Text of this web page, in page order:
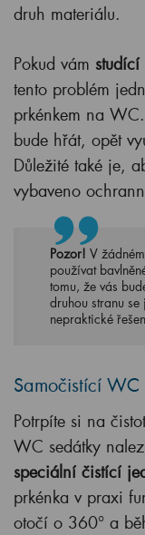
druh materiálu.
Pokud vám
tento problém
prkénkem na
bude hřát, opět
Důležité také je,
vybaveno
Pozor! V
používat
tomu, že vás
druhou stranu
nepraktické
Samočistící WC
Potrpíte si na
WC sedátky
speciální čistící
prkénka v praxi
otočí o 360° a